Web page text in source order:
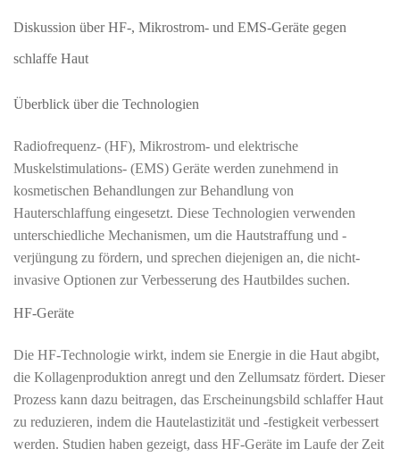
Diskussion über HF-, Mikrostrom- und EMS-Geräte gegen
schlaffe Haut
Überblick über die Technologien
Radiofrequenz- (HF), Mikrostrom- und elektrische
Muskelstimulations- (EMS) Geräte werden zunehmend in
kosmetischen Behandlungen zur Behandlung von
Hauterschlaffung eingesetzt. Diese Technologien verwenden
unterschiedliche Mechanismen, um die Hautstraffung und -
verjüngung zu fördern, und sprechen diejenigen an, die nicht-
invasive Optionen zur Verbesserung des Hautbildes suchen.
HF-Geräte
Die HF-Technologie wirkt, indem sie Energie in die Haut abgibt,
die Kollagenproduktion anregt und den Zellumsatz fördert. Dieser
Prozess kann dazu beitragen, das Erscheinungsbild schlaffer Haut
zu reduzieren, indem die Hautelastizität und -festigkeit verbessert
werden. Studien haben gezeigt, dass HF-Geräte im Laufe der Zeit